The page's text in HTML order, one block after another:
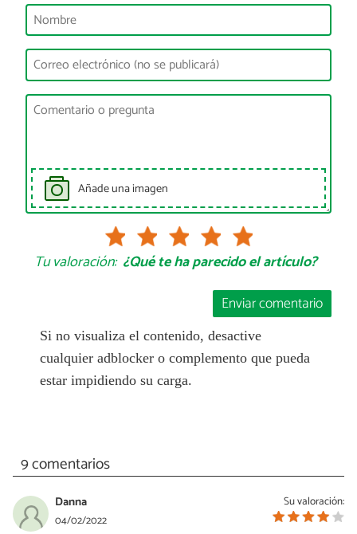
Añade una imagen
Tu valoración: ¿Qué te ha parecido el artículo?
Enviar comentario
Si no visualiza el contenido, desactive
cualquier adblocker o complemento que pueda
estar impidiendo su carga.
9 comentarios
Su valoración:
Danna
04/02/2022